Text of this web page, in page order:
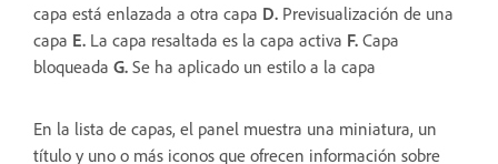
capa está enlazada a otra capa D. Previsualización de una
capa E. La capa resaltada es la capa activa F. Capa
bloqueada G. Se ha aplicado un estilo a la capa
En la lista de capas, el panel muestra una miniatura, un
título y uno o más iconos que ofrecen información sobre